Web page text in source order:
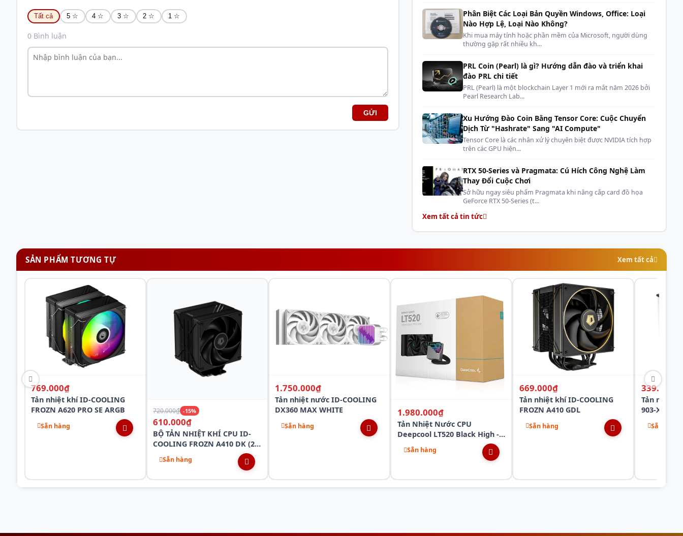
Tản nhiệt khí ID-Cooling CPU SE-214-XT ARGB
Tản nhiệt khí ID-Cooling CPU SE-214-XT ARGB
Không lo bị cấn ram trong quá trình lắp đặt và sử dụng
Tản nhiệt khí ID-Cooling CPU SE-214-XT ARGB
Điều chỉnh tốc độ quạt PWM giúp tăng hiệu năng cũng như cân bằng giảm tiếng ồn
Tất cả 5 ☆ 4 ☆ 3 ☆ 2 ☆ 1 ☆
0 Bình luận
GỬI
Rated Voltage 12VDC (4pin PWM) / 5V (3pin ARGB)
Operating
10.8～13.2VDC
Started Voltage 7VDC
Rated Current 0.25A
Bearing Type Hydraulic Bearing
Connector 4Pin PWM / 5V 3Pin ARGB
Phân Biệt Các Loại Bản Quyền Windows, Office: Loại
Nào Hợp Lệ, Loại Nào Không?
Khi mua máy tính hoặc phần mềm của Microsoft, người dùng
thường gặp rất nhiều kh...
PRL Coin (Pearl) là gì? Hướng dẫn đào và triển khai
đào PRL chi tiết
PRL (Pearl) là một blockchain Layer 1 mới ra mắt năm 2026 bởi
Pearl Research Lab...
Xu Hướng Đào Coin Bằng Tensor Core: Cuộc Chuyển
Dịch Từ "Hashrate" Sang "AI Compute"
Tensor Core là các nhân xử lý chuyên biệt được NVIDIA tích hợp
trên các GPU hiện...
RTX 50-Series và Pragmata: Cú Hích Công Nghệ Làm
Thay Đổi Cuộc Chơi
Sở hữu ngay siêu phẩm Pragmata khi nâng cấp card đồ họa
GeForce RTX 50-Series (t...
Xem tất cả tin tức
SẢN PHẨM TƯƠNG TỰ Xem tất cả
769.000₫
Tản nhiệt khí ID-COOLING
FROZN A620 PRO SE ARGB
Sẵn hàng
720.000₫ -15%
610.000₫
BỘ TẢN NHIỆT KHÍ CPU ID-
COOLING FROZN A410 DK (2
Sẵn hàng
1.750.000₫
Tản nhiệt nước ID-COOLING
DX360 MAX WHITE
Sẵn hàng
1.980.000₫
Tản Nhiệt Nước CPU
Deepcool LT520 Black High -
Sẵn hàng
669.000₫
Tản nhiệt khí ID-COOLING
FROZN A410 GDL
Sẵn hàng
339.000₫
Tản nhiệt
903-XT
Sẵn hàng